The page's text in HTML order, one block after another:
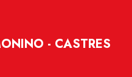
- CASTRES